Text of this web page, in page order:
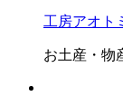
工房アオト
お土産・物